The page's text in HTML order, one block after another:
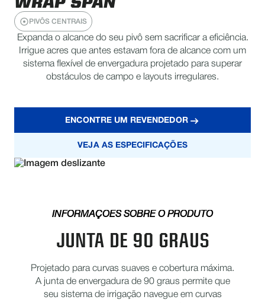
WRAP SPAN
PIVÔS CENTRAIS
Expanda o alcance do seu pivô sem sacrificar a eficiência.
Irrigue acres que antes estavam fora de alcance com um
sistema flexível de envergadura projetado para superar
obstáculos de campo e layouts irregulares.
ENCONTRE UM REVENDEDOR
VEJA AS ESPECIFICAÇÕES
INFORMAÇÕES SOBRE O PRODUTO
JUNTA DE 90 GRAUS
Projetado para curvas suaves e cobertura máxima.
A junta de envergadura de 90 graus permite que
seu sistema de irrigação navegue em curvas